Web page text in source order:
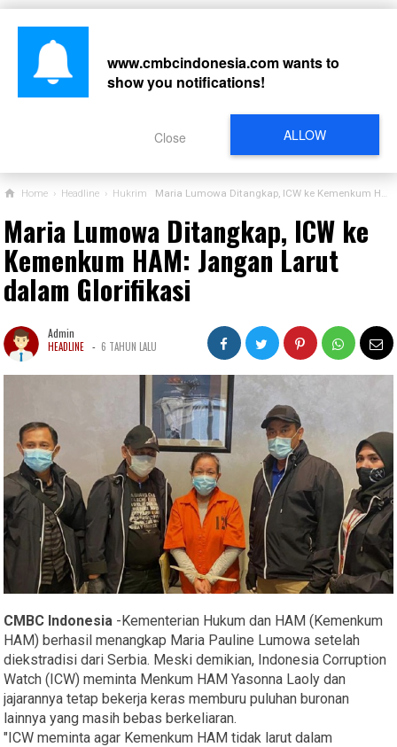
Home › Headline › Hukrim Maria Lumowa Ditangkap, ICW ke Kemenkum HAM: Jangan Larut dalam Glorifikasi
Maria Lumowa Ditangkap, ICW ke
Kemenkum HAM: Jangan Larut
dalam Glorifikasi
Admin
HEADLINE - 6 TAHUN LALU
CMBC Indonesia -Kementerian Hukum dan HAM (Kemenkum
HAM) berhasil menangkap Maria Pauline Lumowa setelah
diekstradisi dari Serbia. Meski demikian, Indonesia Corruption
Watch (ICW) meminta Menkum HAM Yasonna Laoly dan
jajarannya tetap bekerja keras memburu puluhan buronan
lainnya yang masih bebas berkeliaran.
"ICW meminta agar Kemenkum HAM tidak larut dalam
www.cmbcindonesia.comwants to
show you notifications!
ALLOW
Close